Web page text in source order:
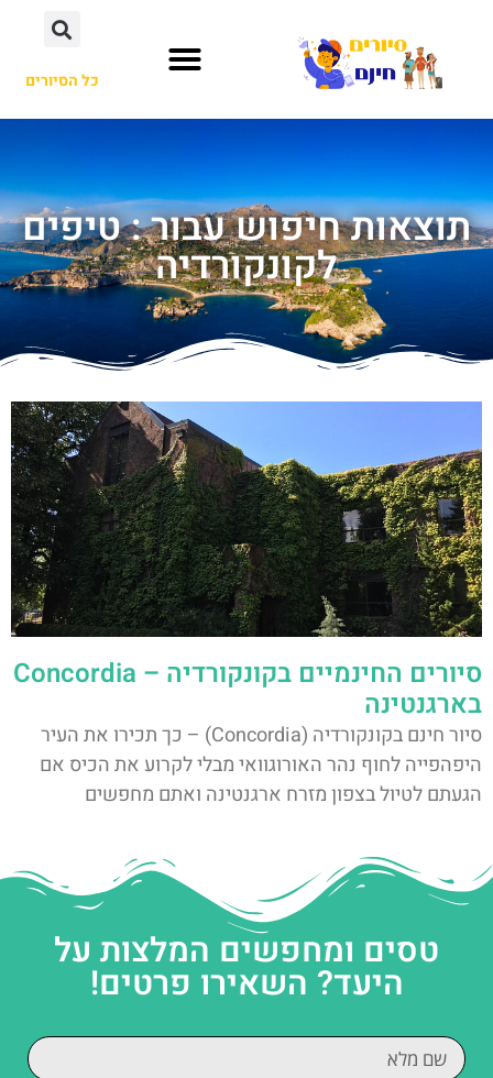
כל הסיורים
תוצאות חיפוש עבור : טיפים
לקונקורדיה
סיורים החינמיים בקונקורדיה – Concordia
בארגנטינה
סיור חינם בקונקורדיה (Concordia) – כך תכירו את העיר
היפהפייה לחוף נהר האורוגוואי מבלי לקרוע את הכיס אם
הגעתם לטיול בצפון מזרח ארגנטינה ואתם מחפשים
טסים ומחפשים המלצות על
היעד? השאירו פרטים!